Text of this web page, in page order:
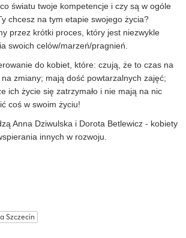
światu twoje kompetencje i czy są w ogóle
chcesz na tym etapie swojego życia?
przez krótki proces, który jest niezwykle
swoich celów/marzeń/pragnień.
do kobiet, które: czują, że to czas na
na zmiany; mają dość powtarzalnych zajęć;
ich życie się zatrzymało i nie mają na nic
coś w swoim życiu!
Anna Dziwulska i Dorota Betlewicz - kobiety
innych w rozwoju.
Szczecin